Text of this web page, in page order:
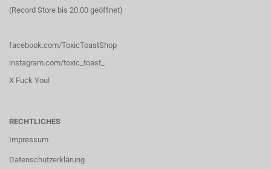
(Record Store bis 20.00 geöffnet)
facebook.com/ToxicToastShop
instagram.com/toxic_toast_
X Fuck You!
RECHTLICHES
Impressum
Datenschutzerklärung